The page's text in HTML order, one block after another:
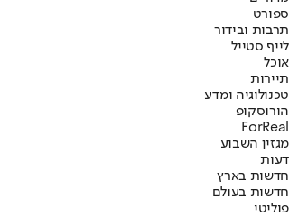
ספורט
תרבות ובידור
לייף סטייל
אוכל
תיירות
טכנולוגיה ומדע
הורוסקופ
ForReal
מגזין השבוע
דעות
חדשות בארץ
חדשות בעולם
פוליטי